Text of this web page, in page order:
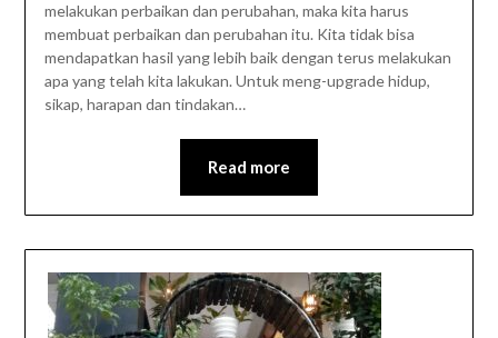
melakukan perbaikan dan perubahan, maka kita harus
membuat perbaikan dan perubahan itu. Kita tidak bisa
mendapatkan hasil yang lebih baik dengan terus melakukan
apa yang telah kita lakukan. Untuk meng-upgrade hidup,
sikap, harapan dan tindakan…
Read more